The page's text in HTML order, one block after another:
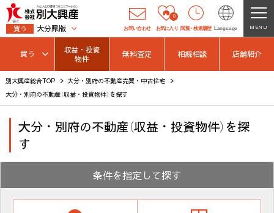
買う 大分県版 お問い合わせ
0
お気に入り 閲覧・ 検索履歴 Language MENU
買う
収益・投資
物件
無料査定 相続相談 店舗紹介
別大興産総合TOP
大分・別府の不動産売買・中古住宅
大分・別府の不動産（収益・投資物件）を探す
大分・別府の不動産（収益・投資物件）を探
す
条件を指定して探す